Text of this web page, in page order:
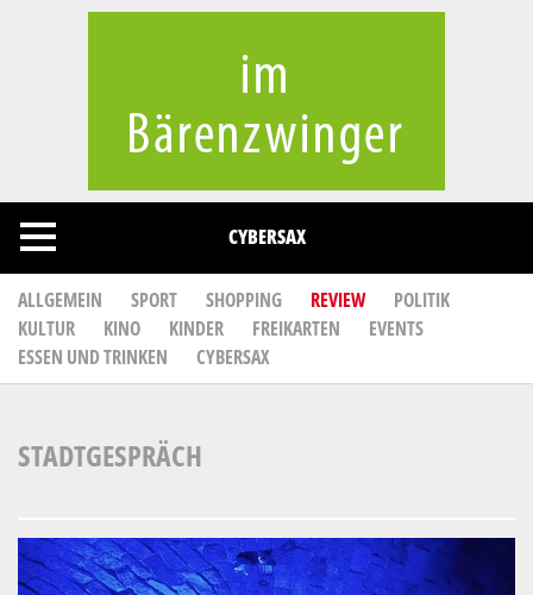
CYBERSAX
ALLGEMEIN SPORT SHOPPING REVIEW
POLITIK
KULTUR
KINO KINDER FREIKARTEN
EVENTS
ESSEN UND TRINKEN
CYBERSAX
STADTGESPRÄCH
Cookies management panel